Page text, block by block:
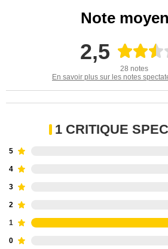
Note
2,5
28 notes
En savoir plus sur les notes
1 CRITIQUE
5
4
3
2
1
0